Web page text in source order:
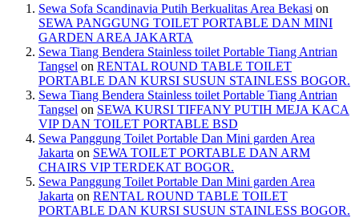
Sewa Sofa Scandinavia Putih Berkualitas Area Bekasi on
SEWA PANGGUNG TOILET PORTABLE DAN MINI
GARDEN AREA JAKARTA
Sewa Tiang Bendera Stainless toilet Portable Tiang Antrian
Tangsel on RENTAL ROUND TABLE TOILET
PORTABLE DAN KURSI SUSUN STAINLESS BOGOR.
Sewa Tiang Bendera Stainless toilet Portable Tiang Antrian
Tangsel on SEWA KURSI TIFFANY PUTIH MEJA KACA
VIP DAN TOILET PORTABLE BSD
Sewa Panggung Toilet Portable Dan Mini garden Area
Jakarta on SEWA TOILET PORTABLE DAN ARM
CHAIRS VIP TERDEKAT BOGOR.
Sewa Panggung Toilet Portable Dan Mini garden Area
Jakarta on RENTAL ROUND TABLE TOILET
PORTABLE DAN KURSI SUSUN STAINLESS BOGOR.